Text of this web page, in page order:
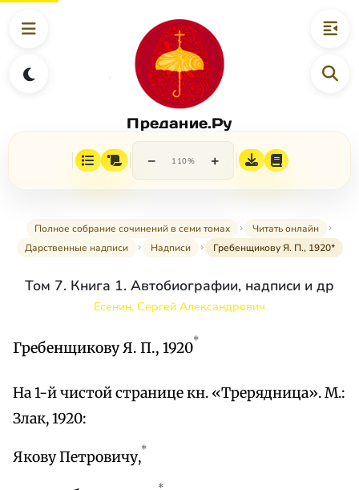
Предание.Ру
− 110% +
Полное собрание сочинений в семи томах
Читать онлайн
Дарственные надписи
Надписи Гребенщикову Я. П., 1920*
Том 7. Книга 1. Автобиографии, надписи и др
Есенин, Сергей Александрович
Гребенщикову Я. П., 1920*
На 1-й чистой странице кн. «Трерядница». М.:
Злак, 1920:
Якову Петровичу,*
*